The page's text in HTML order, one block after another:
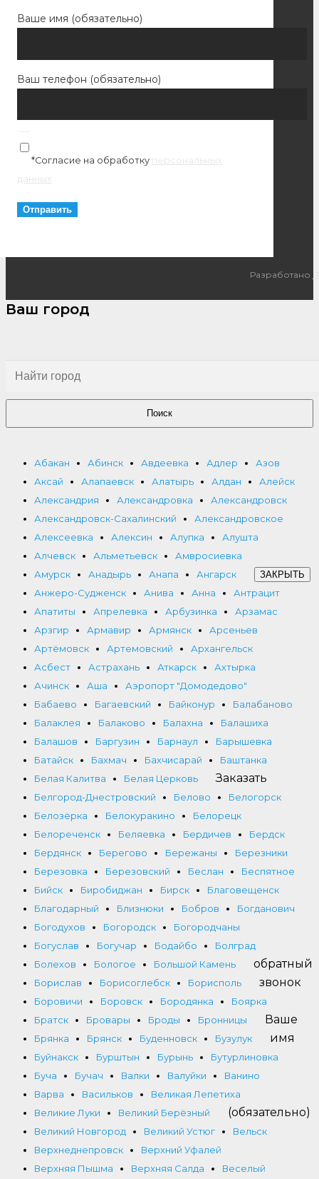
Ваше имя (обязательно)
Ваш телефон (обязательно)
*Согласие на обработку персональных
данных
Разработано
Ваш город
Поиск
Абакан Абинск Авдеевка Адлер
Азов
Аксай
Алапаевск Алатырь Алдан
Алейск
Александрия
Александровка
Александровск
Александровск-Сахалинский
Александровское
Алексеевка
Алексин Алупка
Алушта
Алчевск
Альметьевск
Амвросиевка
Амурск
Анадырь Анапа
Ангарск
Анжеро-Судженск
Анива Анна
Антрацит
Апатиты
Апрелевка Арбузинка
Арзамас
Арзгир
Армавир Армянск
Арсеньев
Артёмовск
Артемовский
Архангельск
Асбест
Астрахань Аткарск
Ахтырка
Ачинск
Аша
Аэропорт "Домодедово"
Бабаево
Багаевский Байконур
Балабаново
Балаклея
Балаково Балахна
Балашиха
Балашов
Баргузин Барнаул
Барышевка
Батайск
Бахмач Бахчисарай
Баштанка
Белая Калитва
Белая Церковь
Белгород-Днестровский
Белово
Белогорск
Белозёрка
Белокуракино
Белорецк
Белореченск
Беляевка Бердичев
Бердск
Бердянск
Берегово Бережаны
Березники
Березовка
Березовский Беслан
Беспятное
Бийск
Биробиджан Бирск
Благовещенск
Благодарный
Близнюки Бобров
Богданович
Богодухов
Богородск
Богородчаны
Богуслав
Богучар Бодайбо
Болград
Болехов
Бологое
Большой Камень
Борислав
Борисоглебск
Борисполь
Боровичи
Боровск Бородянка
Боярка
Братск
Бровары Броды
Бронницы
Брянка
Брянск Буденновск
Бузулук
Буйнакск
Бурштын Бурынь
Бутурлиновка
Буча
Бучач Валки Валуйки
Ванино
Варва
Васильков
Великая Лепетиха
Великие Луки
Великий Берёзный
Великий Новгород
Великий Устюг
Вельск
Верхнеднепровск
Верхний Уфалей
Верхняя Пышма
Верхняя Салда Веселый
ЗАКРЫТЬ
Заказать
обратный
звонок
Ваше
имя
(обязательно)